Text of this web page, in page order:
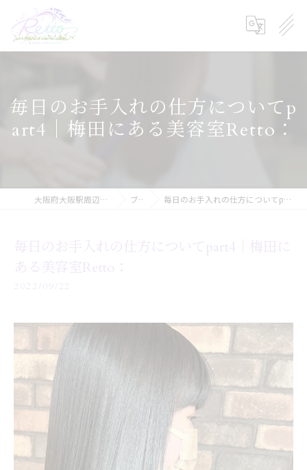
毎日のお手入れの仕方についてp
art4｜梅田にある美容室Retto：
大阪府大阪駅周辺の美容院ならRetto: ブログ 毎日のお手入れの仕方についてpart4｜梅田にある美容室Retto：
毎日のお手入れの仕方についてpart4｜梅田に
ある美容室Retto：
2022/09/22